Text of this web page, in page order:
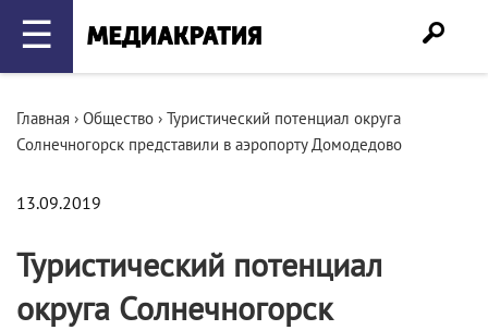
☰
Главная › Общество › Туристический потенциал округа
Солнечногорск представили в аэропорту Домодедово
13.09.2019
Туристический потенциал
округа Солнечногорск